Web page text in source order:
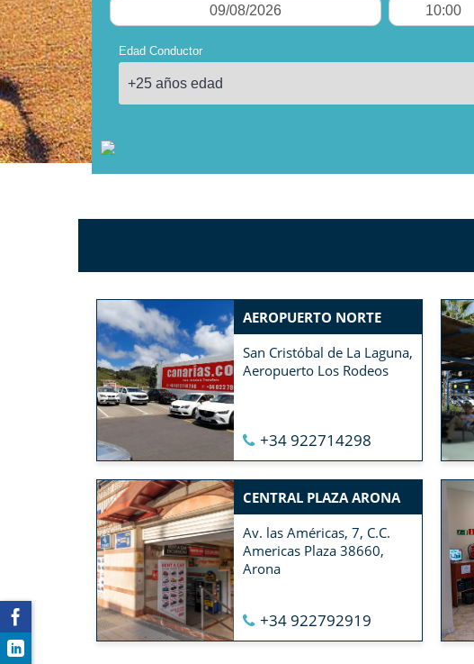
VER LAS 25+ OFICINAS DE ALQUILER EN TENERIFE
AEROPUERTO NORTE
San Cristóbal de La Laguna,
Aeropuerto Los Rodeos
+34 922714298
CENTRAL PLAZA ARONA
Av. las Américas, 7, C.C.
Americas Plaza 38660,
Arona
+34 922792919